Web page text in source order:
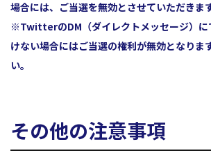
場合には、ご当選を無効とさせていただきます
※TwitterのDM（ダイレクトメッセージ）に
けない場合にはご当選の権利が無効となりま
い。
その他の注意事項